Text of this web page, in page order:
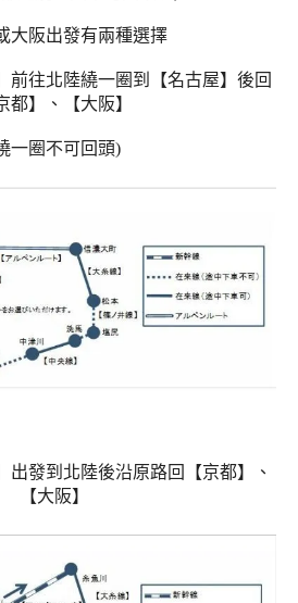
大阪出發有兩種選擇
前往北陸繞一圈到【名古屋】後回
都】、【大阪】
一圈不可回頭)
出發到北陸後沿原路回【京都】、
【大阪】